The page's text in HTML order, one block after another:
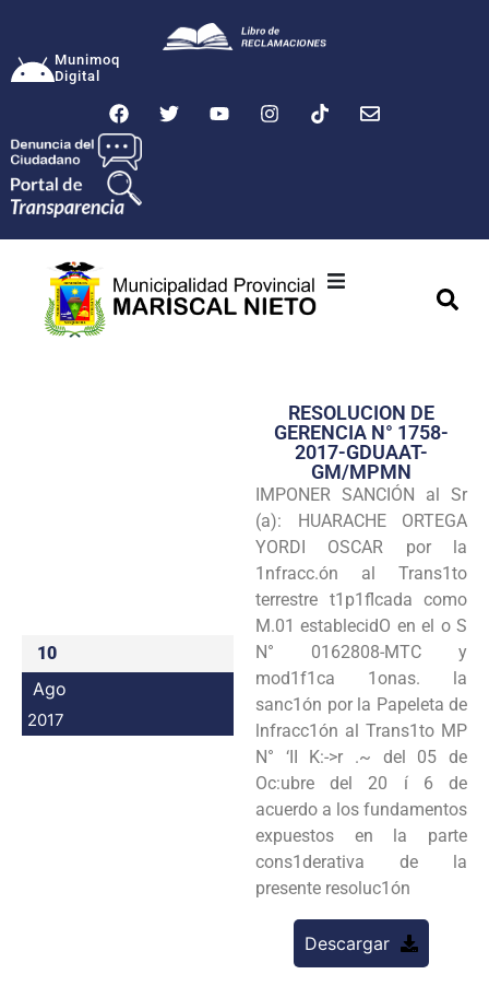
Munimoq
Digital
Transparencia
Seguridad
Programas
Intranet
10
Ago
2017
RESOLUCION DE
GERENCIA N° 1758-
2017-GDUAAT-
GM/MPMN
IMPONER SANCIÓN al Sr
(a): HUARACHE ORTEGA
YORDI OSCAR por la
1nfracc.ón al Trans1to
terrestre t1p1flcada como
M.01 establecidO en el o S
N° 0162808-MTC y
mod1f1ca 1onas. la
sanc1ón por la Papeleta de
lnfracc1ón al Trans1to MP
N° ‘II K:->r .~ del 05 de
Oc:ubre del 20 í 6 de
acuerdo a los fundamentos
expuestos en la parte
cons1derativa de la
presente resoluc1ón
Descargar